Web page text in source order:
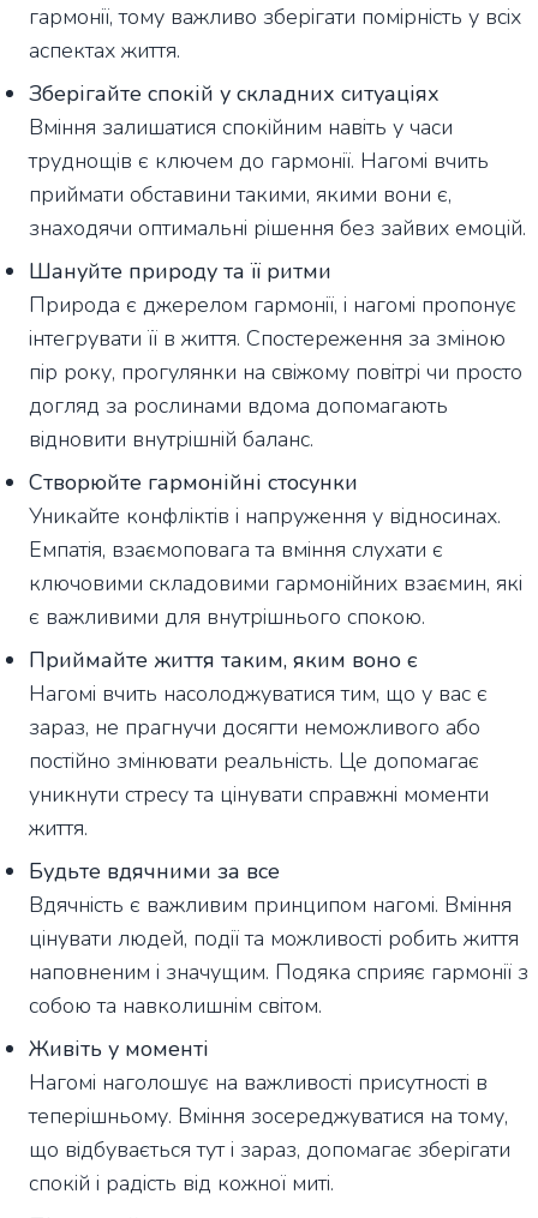
гармонії, тому важливо зберігати помірність у всіх
аспектах життя.
Зберігайте спокій у складних ситуаціях
Вміння залишатися спокійним навіть у часи
труднощів є ключем до гармонії. Нагомі вчить
приймати обставини такими, якими вони є,
знаходячи оптимальні рішення без зайвих емоцій.
Шануйте природу та її ритми
Природа є джерелом гармонії, і нагомі пропонує
інтегрувати її в життя. Спостереження за зміною
пір року, прогулянки на свіжому повітрі чи просто
догляд за рослинами вдома допомагають
відновити внутрішній баланс.
Створюйте гармонійні стосунки
Уникайте конфліктів і напруження у відносинах.
Емпатія, взаємоповага та вміння слухати є
ключовими складовими гармонійних взаємин, які
є важливими для внутрішнього спокою.
Приймайте життя таким, яким воно є
Нагомі вчить насолоджуватися тим, що у вас є
зараз, не прагнучи досягти неможливого або
постійно змінювати реальність. Це допомагає
уникнути стресу та цінувати справжні моменти
життя.
Будьте вдячними за все
Вдячність є важливим принципом нагомі. Вміння
цінувати людей, події та можливості робить життя
наповненим і значущим. Подяка сприяє гармонії з
собою та навколишнім світом.
Живіть у моменті
Нагомі наголошує на важливості присутності в
теперішньому. Вміння зосереджуватися на тому,
що відбувається тут і зараз, допомагає зберігати
спокій і радість від кожної миті.